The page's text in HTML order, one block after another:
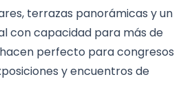
terrazas panorámicas y un
con capacidad para más de
perfecto para congresos
y encuentros de